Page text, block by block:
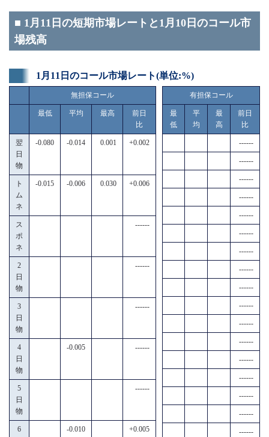
■ 1月11日の短期市場レートと1月10日のコール市
場残高
1月11日のコール市場レート(単位:%)
無担保コール
最低 平均 最高
前日
比
翌
日
物
-0.080 -0.014 0.001 +0.002
ト
ム
ネ
-0.015 -0.006 0.030 +0.006
ス
ポ
ネ
------
2
日
物
------
3
日
物
------
4
日
物
-0.005 ------
5
日
物
------
6
-0.010 +0.005
有担保コール
最
低
平
均
最
高
前日
比
------
------
------
------
------
------
------
------
------
------
------
------
------
------
------
------
------